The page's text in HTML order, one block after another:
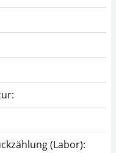
(Labor):